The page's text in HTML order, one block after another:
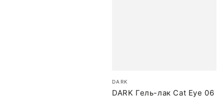
Бренд:
DARK
DARK Гель-лак Cat Eye 06